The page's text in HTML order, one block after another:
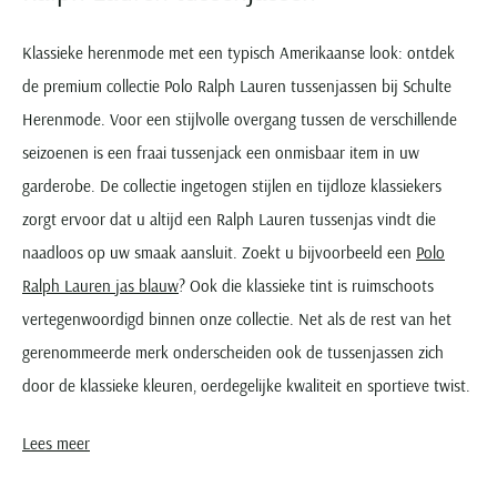
Slater
State of Art
Superdry
Tenson
Thomas Maine
Tommy Hilfiger
Tramarossa
UBR
Vanguard
Wellington of Billmore
William Lockie
Klassieke herenmode met een typisch Amerikaanse look: ontdek
de premium collectie Polo Ralph Lauren tussenjassen bij Schulte
Herenmode. Voor een stijlvolle overgang tussen de verschillende
seizoenen is een fraai tussenjack een onmisbaar item in uw
garderobe. De collectie ingetogen stijlen en tijdloze klassiekers
zorgt ervoor dat u altijd een Ralph Lauren tussenjas vindt die
naadloos op uw smaak aansluit. Zoekt u bijvoorbeeld een Polo
Ralph Lauren jas blauw? Ook die klassieke tint is ruimschoots
vertegenwoordigd binnen onze collectie. Net als de rest van het
gerenommeerde merk onderscheiden ook de tussenjassen zich
door de klassieke kleuren, oerdegelijke kwaliteit en sportieve twist.
Kies uit lichtgewicht jacks met klassieke kraag en stevige katoenen
Lees meer